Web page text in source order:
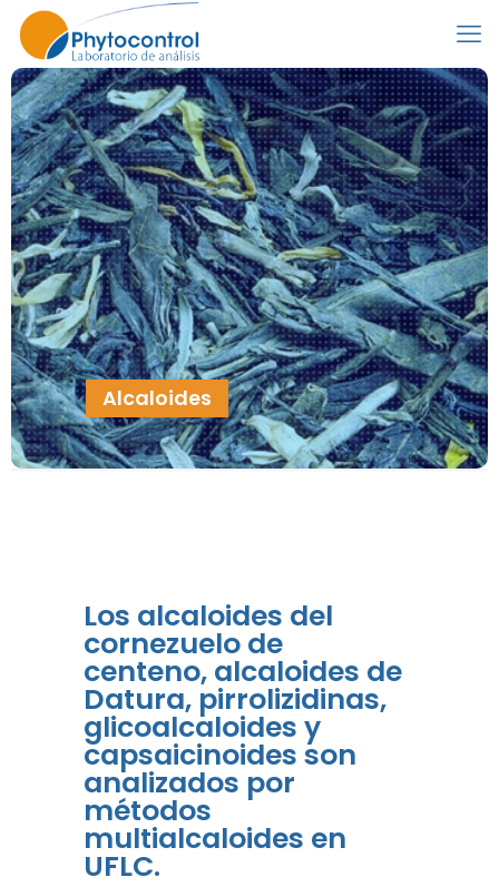
Alcaloides
Los alcaloides del
cornezuelo de
centeno, alcaloides de
Datura, pirrolizidinas,
glicoalcaloides y
capsaicinoides son
analizados por
métodos
multialcaloides en
UFLC.